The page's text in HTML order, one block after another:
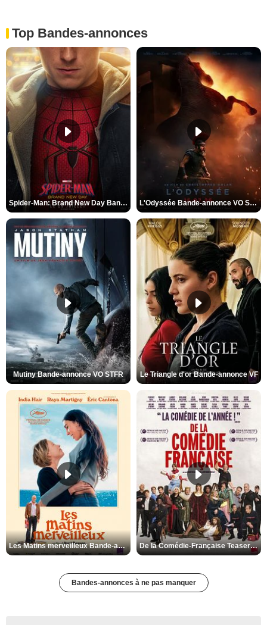
Top Bandes-annonces
Spider-Man: Brand New Day Bande-annonce VO STFR L'Odyssée Bande-annonce VO STFR
Mutiny Bande-annonce VO STFR Le Triangle d'or Bande-annonce VF
Les Matins merveilleux Bande-annonce VF De la Comédie-Française Teaser VF
Bandes-annonces à ne pas manquer